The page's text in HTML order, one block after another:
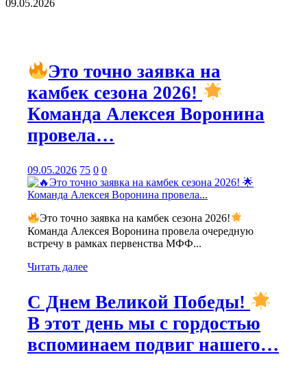
09.05.2026
Это точно заявка на
камбек сезона 2026!
Команда Алексея Воронина
провела…
09.05.2026 75 0 0
Это точно заявка на камбек сезона 2026!
Команда Алексея Воронина провела очередную
встречу в рамках первенства МФФ...
Читать далее
С Днем Великой Победы!
В этот день мы с гордостью
вспоминаем подвиг нашего…